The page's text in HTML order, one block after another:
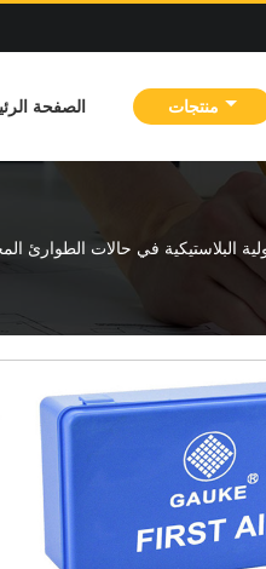
الصفحة منتجات
البلاستيكية في حالات الطوارئ